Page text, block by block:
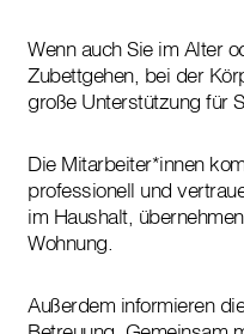
Wenn auch Sie im Alter
Zubettgehen, bei der
große Unterstützung für
Die Mitarbeiter*innen
professionell und
im Haushalt,
Wohnung.
Außerdem informieren